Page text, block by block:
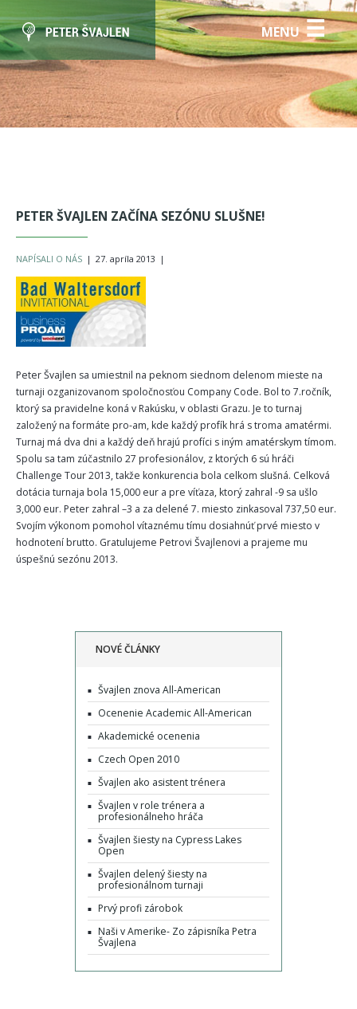
MENU☰
PETER ŠVAJLEN ZAČÍNA SEZÓNU SLUŠNE!
NAPÍSALI O NÁS | 27. apríla 2013 |
Peter Švajlen sa umiestnil na peknom siednom delenom mieste na
turnaji ozganizovanom spoločnosťou Company Code. Bol to 7.ročník,
ktorý sa pravidelne koná v Rakúsku, v oblasti Grazu. Je to turnaj
založený na formáte pro-am, kde každý profík hrá s troma amatérmi.
Turnaj má dva dni a každý deň hrajú profíci s iným amatérskym tímom.
Spolu sa tam zúčastnilo 27 profesionálov, z ktorých 6 sú hráči
Challenge Tour 2013, takže konkurencia bola celkom slušná. Celková
dotácia turnaja bola 15,000 eur a pre víťaza, ktorý zahral -9 sa ušlo
3,000 eur. Peter zahral –3 a za delené 7. miesto zinkasoval 737,50 eur.
Svojím výkonom pomohol vítaznému tímu dosiahnúť prvé miesto v
hodnotení brutto. Gratulujeme Petrovi Švajlenovi a prajeme mu
úspešnú sezónu 2013.
NOVÉ ČLÁNKY
Švajlen znova All-American
Ocenenie Academic All-American
Akademické ocenenia
Czech Open 2010
Švajlen ako asistent trénera
Švajlen v role trénera a
profesionálneho hráča
Švajlen šiesty na Cypress Lakes
Open
Švajlen delený šiesty na
profesionálnom turnaji
Prvý profi zárobok
Naši v Amerike- Zo zápisníka Petra
Švajlena